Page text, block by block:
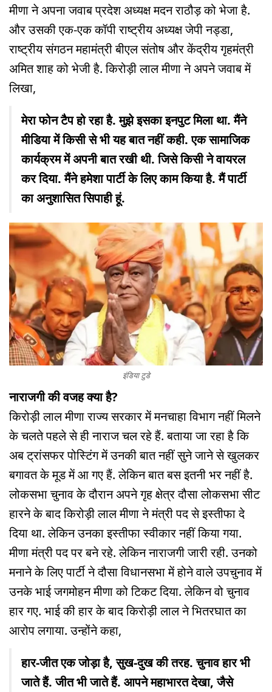
मीणा ने अपना जवाब प्रदेश अध्यक्ष मदन राठौड़ को भेजा है.
और उसकी एक-एक कॉपी राष्ट्रीय अध्यक्ष जेपी नड्डा,
राष्ट्रीय संगठन महामंत्री बीएल संतोष और केंद्रीय गृहमंत्री
अमित शाह को भेजी है. किरोड़ी लाल मीणा ने अपने जवाब में
लिखा,
मेरा फोन टैप हो रहा है. मुझे इसका इनपुट मिला था. मैंने
मीडिया में किसी से भी यह बात नहीं कही. एक सामाजिक
कार्यक्रम में अपनी बात रखी थी. जिसे किसी ने वायरल
कर दिया. मैंने हमेशा पार्टी के लिए काम किया है. मैं पार्टी
का अनुशासित सिपाही हूं.
इंडिया टुडे
नाराजगी की वजह क्या है?
किरोड़ी लाल मीणा राज्य सरकार में मनचाहा विभाग नहीं मिलने
के चलते पहले से ही नाराज चल रहे हैं. बताया जा रहा है कि
अब ट्रांसफर पोस्टिंग में उनकी बात नहीं सुने जाने से खुलकर
बगावत के मूड में आ गए हैं. लेकिन बात बस इतनी भर नहीं है.
लोकसभा चुनाव के दौरान अपने गृह क्षेत्र दौसा लोकसभा सीट
हारने के बाद किरोड़ी लाल मीणा ने मंत्री पद से इस्तीफा दे
दिया था. लेकिन उनका इस्तीफा स्वीकार नहीं किया गया.
मीणा मंत्री पद पर बने रहे. लेकिन नाराजगी जारी रही. उनको
मनाने के लिए पार्टी ने दौसा विधानसभा में होने वाले उपचुनाव में
उनके भाई जगमोहन मीणा को टिकट दिया. लेकिन वो चुनाव
हार गए. भाई की हार के बाद किरोड़ी लाल ने भितरघात का
आरोप लगाया. उन्होंने कहा,
हार-जीत एक जोड़ा है, सुख-दुख की तरह. चुनाव हार भी
जाते हैं. जीत भी जाते हैं. आपने महाभारत देखा, जैसे